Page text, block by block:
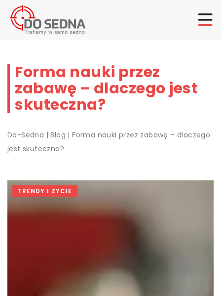
Forma nauki przez
zabawę – dlaczego jest
skuteczna?
Do-Sedna |Blog |Forma nauki przez zabawę – dlaczego
jest skuteczna?
TRENDY I ŻYCIE